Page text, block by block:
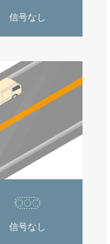
信号なし
信号なし